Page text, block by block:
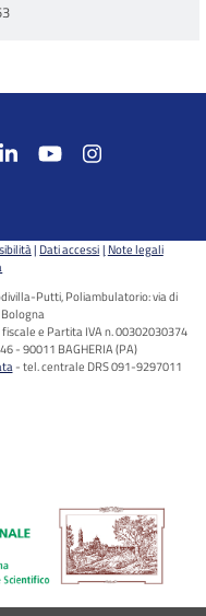
Dati accessi Note legali
Putti, Poliambulatorio: via di
e Partita IVA n. 00302030374
- 90011 BAGHERIA (PA)
tel. centrale DRS 091-9297011